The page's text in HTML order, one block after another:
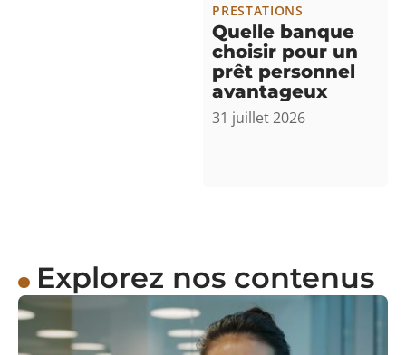
PRESTATIONS
Quelle banque
choisir pour un
prêt personnel
avantageux
31 juillet 2026
Explorez nos contenus